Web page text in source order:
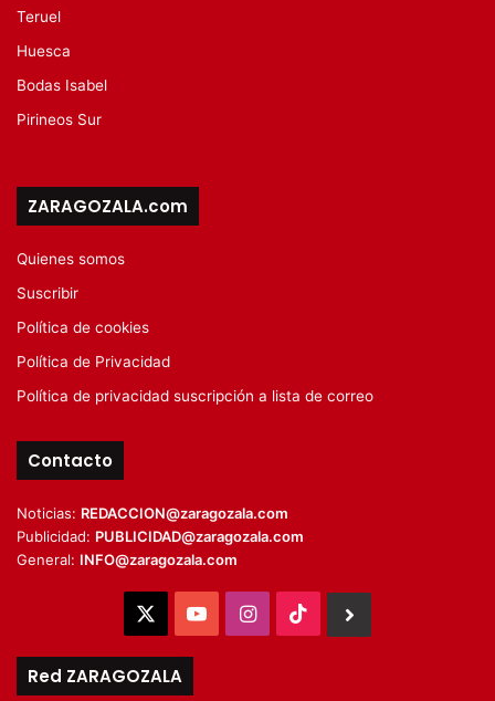
Teruel
Huesca
Bodas Isabel
Pirineos Sur
ZARAGOZALA.com
Quienes somos
Suscribir
Política de cookies
Política de Privacidad
Política de privacidad suscripción a lista de correo
Contacto
Noticias: REDACCION@zaragozala.com
Publicidad: PUBLICIDAD@zaragozala.com
General: INFO@zaragozala.com
YouTubeInstagram
TikTok
Red ZARAGOZALA